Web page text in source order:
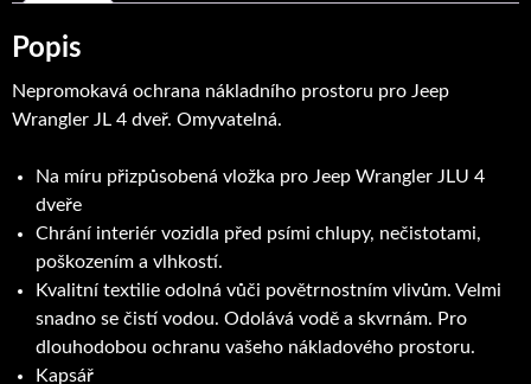
Popis
Nepromokavá ochrana nákladního prostoru pro Jeep
Wrangler JL 4 dveř. Omyvatelná.
Na míru přizpůsobená vložka pro Jeep Wrangler JLU 4
dveře
Chrání interiér vozidla před psími chlupy, nečistotami,
poškozením a vlhkostí.
Kvalitní textilie odolná vůči povětrnostním vlivům. Velmi
snadno se čistí vodou. Odolává vodě a skvrnám. Pro
dlouhodobou ochranu vašeho nákladového prostoru.
Kapsář